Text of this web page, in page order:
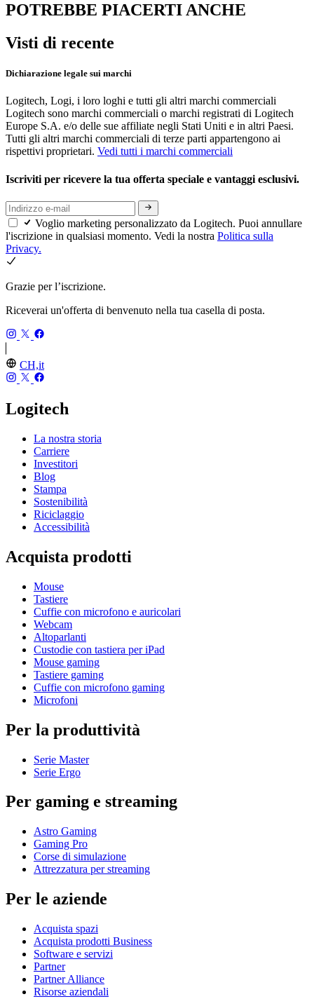
POTREBBE PIACERTI ANCHE
Visti di recente
Dichiarazione legale sui marchi
Logitech, Logi, i loro loghi e tutti gli altri marchi commerciali
Logitech sono marchi commerciali o marchi registrati di Logitech
Europe S.A. e/o delle sue affiliate negli Stati Uniti e in altri Paesi.
Tutti gli altri marchi commerciali di terze parti appartengono ai
rispettivi proprietari. Vedi tutti i marchi commerciali
Iscriviti per ricevere la tua offerta speciale e vantaggi esclusivi.
Voglio marketing personalizzato da Logitech. Puoi annullare
l'iscrizione in qualsiasi momento. Vedi la nostra Politica sulla
Privacy.
Grazie per l’iscrizione.
Riceverai un'offerta di benvenuto nella tua casella di posta.
CH,it
Logitech
La nostra storia
Carriere
Investitori
Blog
Stampa
Sostenibilità
Riciclaggio
Accessibilità
Acquista prodotti
Mouse
Tastiere
Cuffie con microfono e auricolari
Webcam
Altoparlanti
Custodie con tastiera per iPad
Mouse gaming
Tastiere gaming
Cuffie con microfono gaming
Microfoni
Per la produttività
Serie Master
Serie Ergo
Per gaming e streaming
Astro Gaming
Gaming Pro
Corse di simulazione
Attrezzatura per streaming
Per le aziende
Acquista spazi
Acquista prodotti Business
Software e servizi
Partner
Partner Alliance
Risorse aziendali